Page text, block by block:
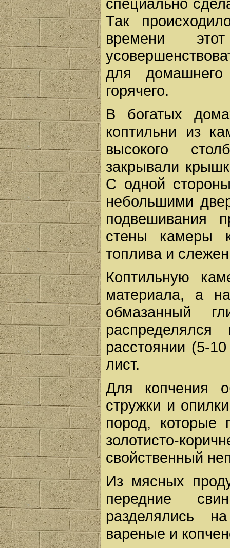
Так
времени
для
горячего.
В богатых
коптильни из
высокого
закрывали
С одной
небольшими
подвешивания
стены камеры
топлива и
Коптильную
материала, а
обмазанный
расстоянии (5-
лист.
Для копчения
стружки и
пород, которые
золотисто-
свойственный
Из мясных
передние
разделялись
вареные и